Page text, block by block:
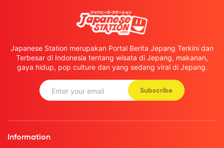
Japanese Station merupakan Portal Berita Jepang Terkini dan
Terbesar di Indonesia tentang wisata di Jepang, makanan,
gaya hidup, pop culture dan yang sedang viral di Jepang.
Subscribe
Information